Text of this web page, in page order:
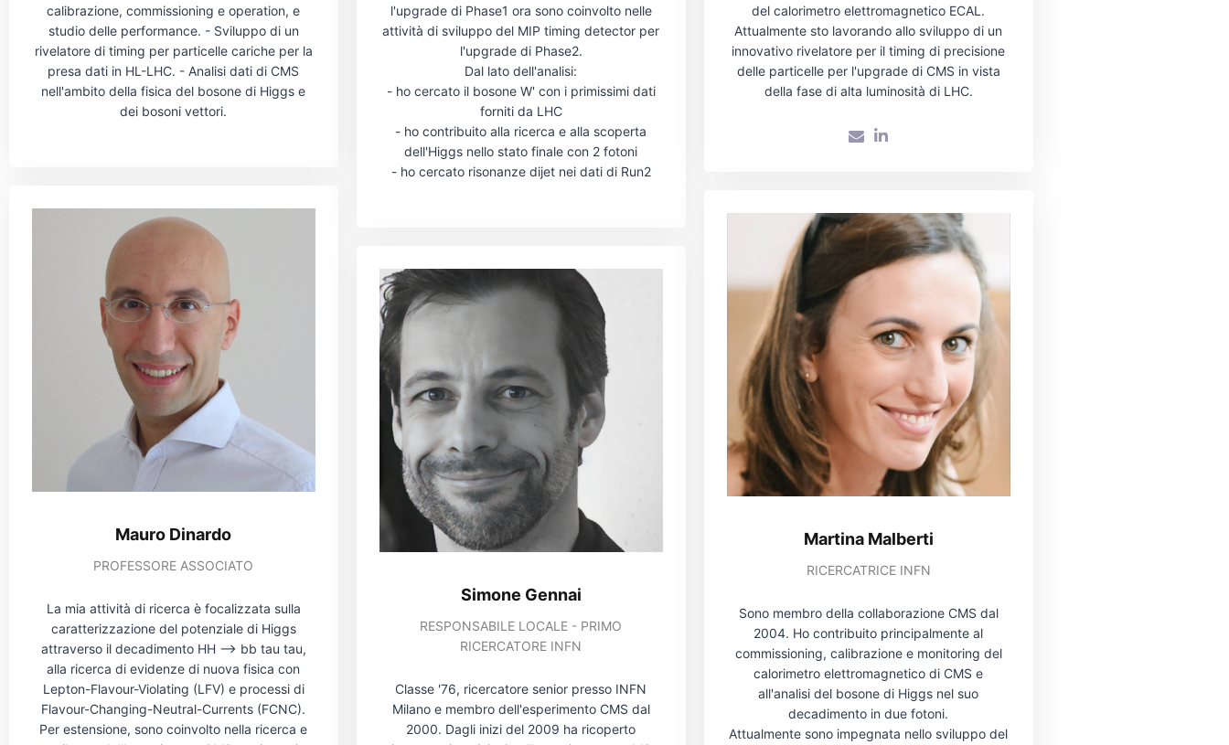
calibrazione, commissioning e operation, e
studio delle performance. - Sviluppo di un
rivelatore di timing per particelle cariche per la
presa dati in HL-LHC. - Analisi dati di CMS
nell'ambito della fisica del bosone di Higgs e
dei bosoni vettori.
Mauro Dinardo
PROFESSORE ASSOCIATO
La mia attività di ricerca è focalizzata sulla
caratterizzazione del potenziale di Higgs
attraverso il decadimento HH --> bb tau tau,
alla ricerca di evidenze di nuova fisica con
Lepton-Flavour-Violating (LFV) e processi di
Flavour-Changing-Neutral-Currents (FCNC).
Per estensione, sono coinvolto nella ricerca e
l'upgrade di Phase1 ora sono coinvolto nelle
attività di sviluppo del MIP timing detector per
l'upgrade di Phase2.
Dal lato dell'analisi:
- ho cercato il bosone W' con i primissimi dati
forniti da LHC
- ho contribuito alla ricerca e alla scoperta
dell'Higgs nello stato finale con 2 fotoni
- ho cercato risonanze dijet nei dati di Run2
Simone Gennai
RESPONSABILE LOCALE - PRIMO
RICERCATORE INFN
Classe '76, ricercatore senior presso INFN
Milano e membro dell'esperimento CMS dal
2000. Dagli inizi del 2009 ha ricoperto
del calorimetro elettromagnetico ECAL.
Attualmente sto lavorando allo sviluppo di un
innovativo rivelatore per il timing di precisione
delle particelle per l'upgrade di CMS in vista
della fase di alta luminosità di LHC.
Martina Malberti
RICERCATRICE INFN
Sono membro della collaborazione CMS dal
2004. Ho contribuito principalmente al
commissioning, calibrazione e monitoring del
calorimetro elettromagnetico di CMS e
all'analisi del bosone di Higgs nel suo
decadimento in due fotoni.
Attualmente sono impegnata nello sviluppo del